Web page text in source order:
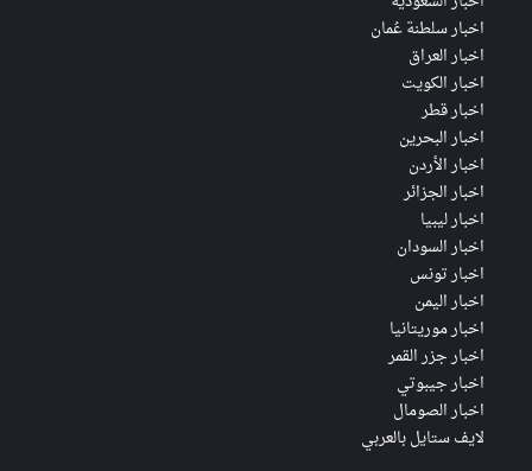
اخبار سلطنة عُمان
اخبار العراق
اخبار الكويت
اخبار قطر
اخبار البحرين
اخبار الأردن
اخبار الجزائر
اخبار ليبيا
اخبار السودان
اخبار تونس
اخبار اليمن
اخبار موريتانيا
اخبار جزر القمر
اخبار جيبوتي
اخبار الصومال
لايف ستايل بالعربي